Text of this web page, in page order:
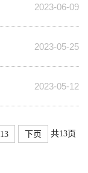
2023-06-09
2023-05-25
2023-05-12
13 下页 共13页